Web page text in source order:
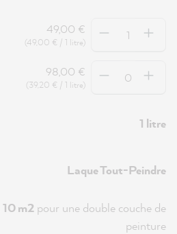
49,00 €
(49,00 € / 1 litre)
98,00 €
(39,20 € / 1 litre)
1 litre
Laque Tout-Peindre
10 m2 pour une double couche de
peinture